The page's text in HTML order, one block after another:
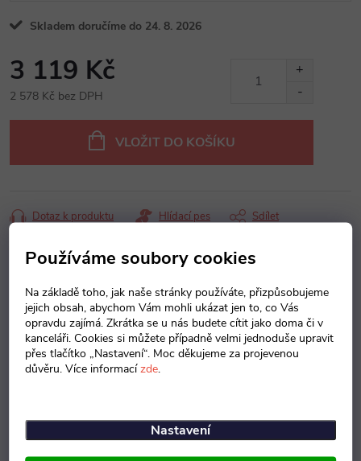
Používáme soubory cookies
Na základě toho, jak naše stránky používáte, přizpůsobujeme
jejich obsah, abychom Vám mohli ukázat jen to, co Vás
opravdu zajímá. Zkrátka se u nás budete cítit jako doma či v
kanceláři. Cookies si můžete případně velmi jednoduše upravit
přes tlačítko „Nastavení“. Moc děkujeme za projevenou
důvěru. Více informacízde.
Nastavení
Skladem doručíme do 24. 8. 2026
3 119 Kč
2 578 Kč bez DPH
VLOŽIT DO KOŠÍKU
Dotaz k produktu Hlídací pes Sdílet
Záruka: 5 let
Popis produktu
Detailní popis produktu